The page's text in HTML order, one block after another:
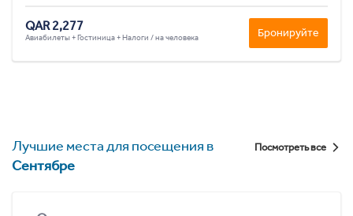
QAR 2,277
Авиабилеты + Гостиница + Налоги / на человека Бронируйте
Лучшие места для посещения в
Сентябре
Посмотреть все